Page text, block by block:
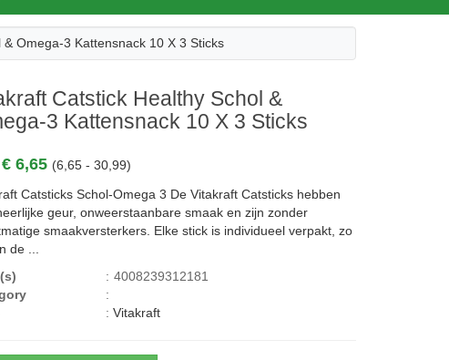
Omega-3 Kattensnack 10 X 3 Sticks
Catstick Healthy Schol &
3 Kattensnack 10 X 3 Sticks
€ 6,65 (6,65 - 30,99)
Catsticks Schol-Omega 3 De Vitakraft Catsticks hebben
geur, onweerstaanbare smaak en zijn zonder
smaakversterkers. Elke stick is individueel verpakt, zo
de ...
: 4008239312181
:
:Vitakraft